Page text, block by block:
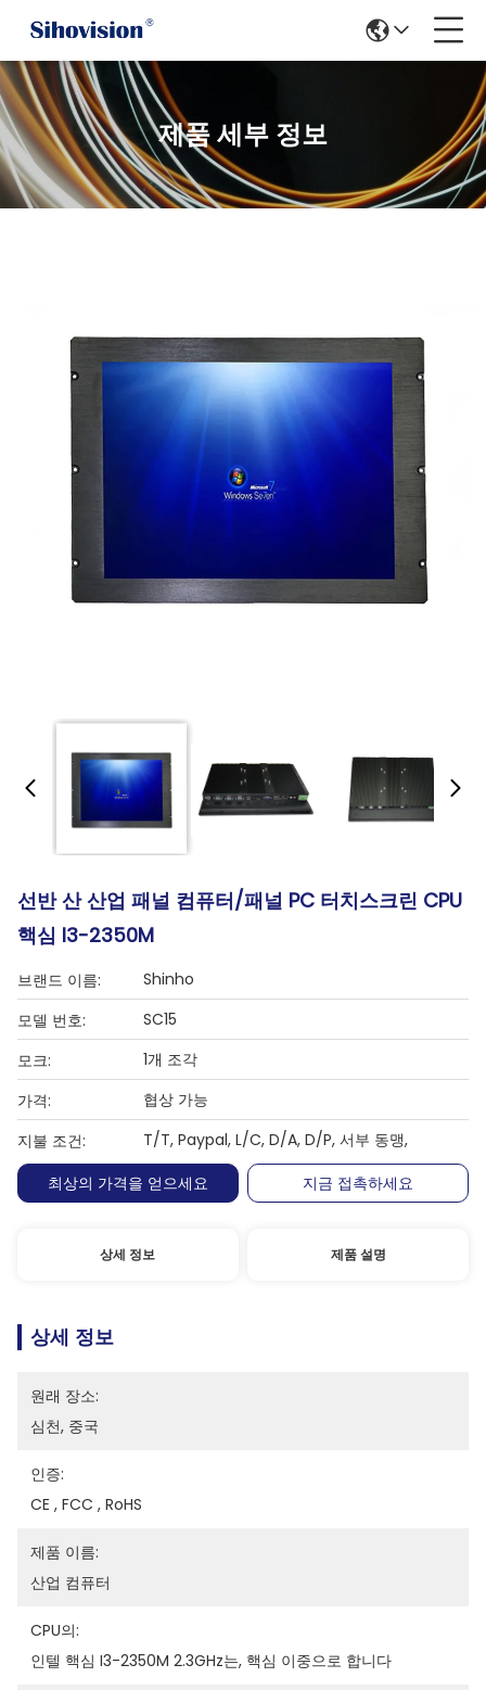
제품 세부 정보
선반 산 산업 패널 컴퓨터/패널 PC 터치스크린 CPU
핵심 I3-2350M
브랜드 이름:
Shinho
모델 번호:
SC15
모크:
1개 조각
가격:
협상 가능
지불 조건:
T/T, Paypal, L/C, D/A, D/P, 서부 동맹,
최상의 가격을 얻으세요
지금 접촉하세요
상세 정보 제품 설명
상세 정보
원래 장소:
심천, 중국
인증:
CE , FCC , RoHS
제품 이름:
산업 컴퓨터
CPU의:
인텔 핵심 I3-2350M 2.3GHz는, 핵심 이중으로 합니다